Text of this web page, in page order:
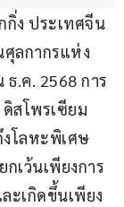
กิ่ง ประเทศจีน
ลกากรแห่ง
.ค. 2568 การ
สโพรเซียม
โลหะพิเศษ
เว้นเพียงการ
ะเกิดขึ้นเพียง